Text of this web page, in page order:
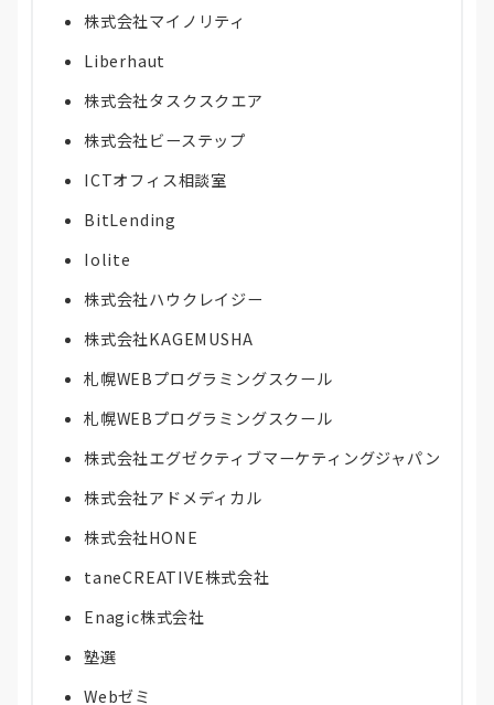
株式会社マイノリティ
Liberhaut
株式会社タスクスクエア
株式会社ビーステップ
ICTオフィス相談室
BitLending
Iolite
株式会社ハウクレイジー
株式会社KAGEMUSHA
札幌WEBプログラミングスクール
札幌WEBプログラミングスクール
株式会社エグゼクティブマーケティングジャパン
株式会社アドメディカル
株式会社HONE
taneCREATIVE株式会社
Enagic株式会社
塾選
Webゼミ